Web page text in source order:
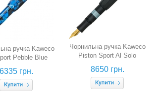
ручка Kaweco
Pebble Blue
галька, перо F)
6335 грн.
Чорнильна ручка Kaweco
Piston Sport Al Solo
Black Gold (алюміній,
чорна, перо EF)
8650 грн.